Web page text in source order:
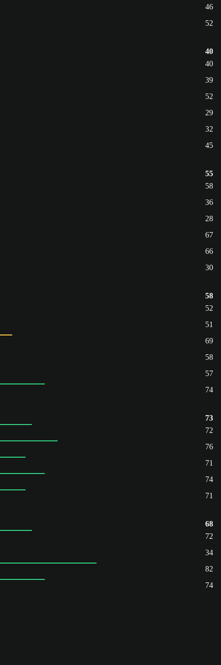
46
52
40
40
39
52
29
32
45
55
58
36
28
67
66
30
58
52
51
69
58
57
74
73
72
76
71
74
71
68
72
34
82
74